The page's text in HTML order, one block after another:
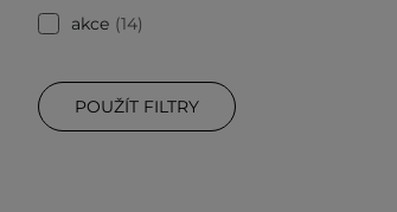
akce 14
POUŽÍT FILTRY